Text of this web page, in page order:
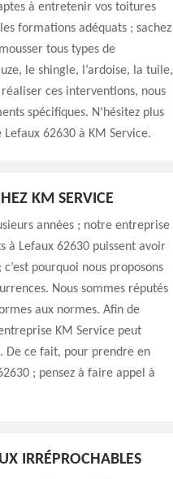
à entretenir vos toitures
formations adéquats ; sachez
tous types de
le shingle, l’ardoise, la tuile,
ces interventions, nous
spécifiques. N’hésitez plus
62630 à KM Service.
KM SERVICE
années ; notre entreprise
à Lefaux 62630 puissent avoir
pourquoi nous proposons
Nous sommes réputés
aux normes. Afin de
KM Service peut
De ce fait, pour prendre en
; pensez à faire appel à
IRRÉPROCHABLES